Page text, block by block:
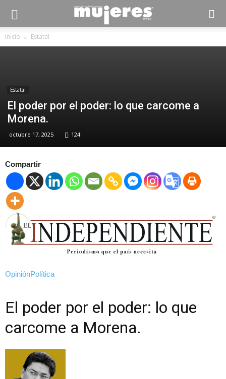
Inicio Estatal
Estatal
El poder por el poder: lo que carcome a
Morena.
octubre 17, 2025 124
Compartir
OpiniónPolítica
El poder por el poder: lo que
carcome a Morena.